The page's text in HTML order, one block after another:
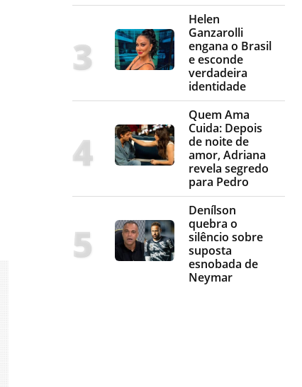
Helen
Ganzarolli
engana o Brasil
e esconde
verdadeira
identidade
Quem Ama
Cuida: Depois
de noite de
amor, Adriana
revela segredo
para Pedro
Denílson
quebra o
silêncio sobre
suposta
esnobada de
Neymar